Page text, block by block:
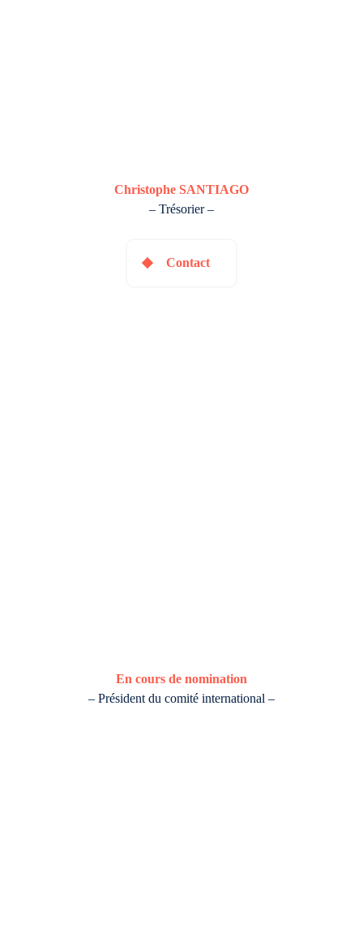
Christophe SANTIAGO
– Trésorier –
Contact
En cours de nomination
– Président du comité international –